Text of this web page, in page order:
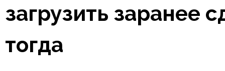
загрузить заранее
тогда